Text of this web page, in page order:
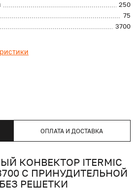
250
75
3700
ОПЛАТА И ДОСТАВКА
КОНВЕКТОР ITERMIC
С ПРИНУДИТЕЛЬНОЙ
РЕШЕТКИ